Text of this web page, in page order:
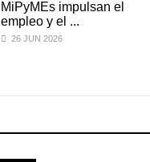
MiPyMEs impulsan el
empleo y el ...
26 JUN 2026